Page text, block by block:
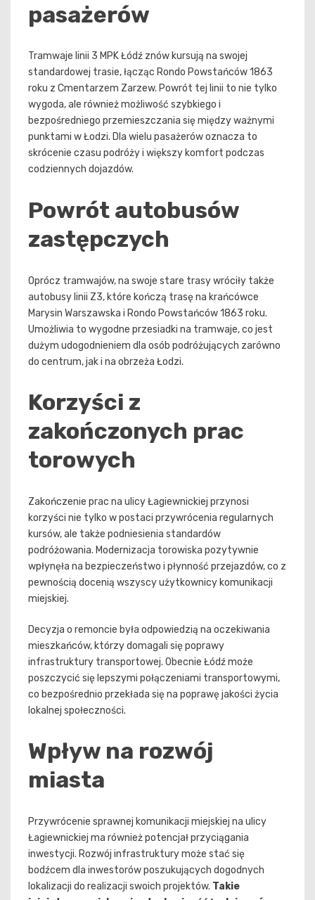
pasażerów
Tramwaje linii 3 MPK Łódź znów kursują na swojej
standardowej trasie, łącząc Rondo Powstańców 1863
roku z Cmentarzem Zarzew. Powrót tej linii to nie tylko
wygoda, ale również możliwość szybkiego i
bezpośredniego przemieszczania się między ważnymi
punktami w Łodzi. Dla wielu pasażerów oznacza to
skrócenie czasu podróży i większy komfort podczas
codziennych dojazdów.
Powrót autobusów
zastępczych
Oprócz tramwajów, na swoje stare trasy wróciły także
autobusy linii Z3, które kończą trasę na krańcówce
Marysin Warszawska i Rondo Powstańców 1863 roku.
Umożliwia to wygodne przesiadki na tramwaje, co jest
dużym udogodnieniem dla osób podróżujących zarówno
do centrum, jak i na obrzeża Łodzi.
Korzyści z
zakończonych prac
torowych
Zakończenie prac na ulicy Łagiewnickiej przynosi
korzyści nie tylko w postaci przywrócenia regularnych
kursów, ale także podniesienia standardów
podróżowania. Modernizacja torowiska pozytywnie
wpłynęła na bezpieczeństwo i płynność przejazdów, co z
pewnością docenią wszyscy użytkownicy komunikacji
miejskiej.
Decyzja o remoncie była odpowiedzią na oczekiwania
mieszkańców, którzy domagali się poprawy
infrastruktury transportowej. Obecnie Łódź może
poszczycić się lepszymi połączeniami transportowymi,
co bezpośrednio przekłada się na poprawę jakości życia
lokalnej społeczności.
Wpływ na rozwój
miasta
Przywrócenie sprawnej komunikacji miejskiej na ulicy
Łagiewnickiej ma również potencjał przyciągania
inwestycji. Rozwój infrastruktury może stać się
bodźcem dla inwestorów poszukujących dogodnych
lokalizacji do realizacji swoich projektów. Takie